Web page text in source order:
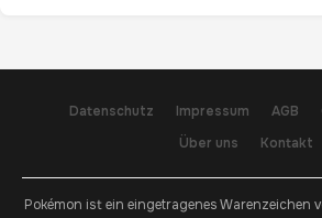
Datenschutz Impressum AGB
Über uns
Kontakt
Pokémon ist ein eingetragenes Warenzeichen